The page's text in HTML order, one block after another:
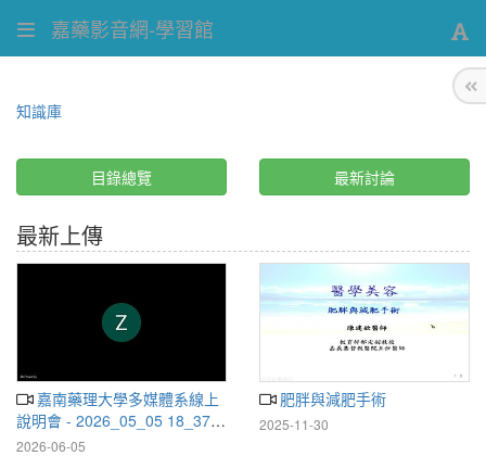
嘉藥影音網-學習館
知識庫
目錄總覽 最新討論
最新上傳
嘉南藥理大學多媒體系線上
說明會 - 2026_05_05 18_37
CST - Recording
2026-06-05
肥胖與減肥手術
2025-11-30